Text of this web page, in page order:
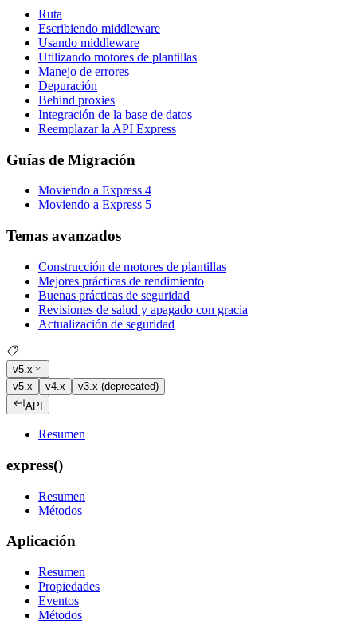
Ruta
Escribiendo middleware
Usando middleware
Utilizando motores de plantillas
Manejo de errores
Depuración
Behind proxies
Integración de la base de datos
Reemplazar la API Express
Guías de Migración
Moviendo a Express 4
Moviendo a Express 5
Temas avanzados
Construcción de motores de plantillas
Mejores prácticas de rendimiento
Buenas prácticas de seguridad
Revisiones de salud y apagado con gracia
Actualización de seguridad
v5.x
v5.x
v4.x
v3.x (deprecated)
API
Resumen
express()
Resumen
Métodos
Aplicación
Resumen
Propiedades
Eventos
Métodos